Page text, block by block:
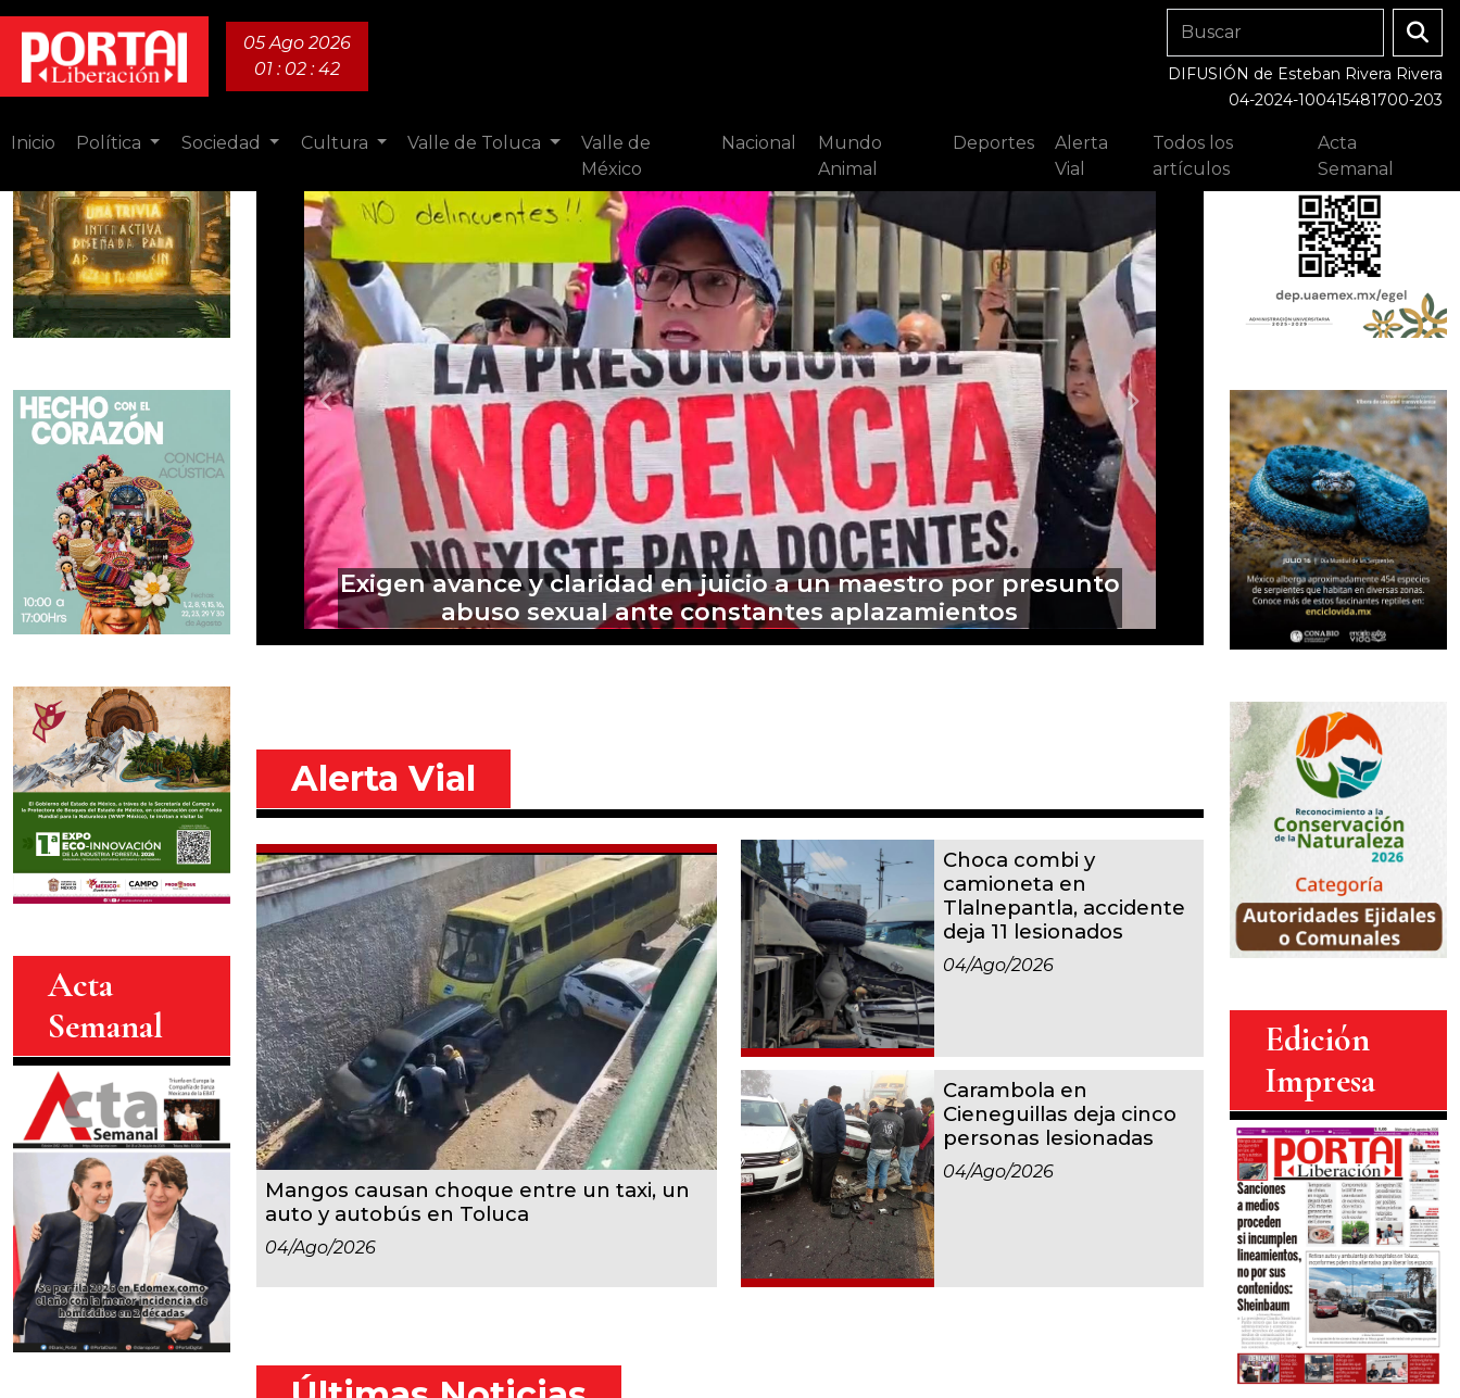
05 Ago 2026
01 : 02 : 44
DIFUSIÓN de Esteban Rivera Rivera
04-2024-100415481700-203
Inicio Política Sociedad Cultura Valle de Toluca
Valle de
México
Nacional
Mundo
Animal
Deportes
Alerta
Vial
Todos los
artículos
Acta
Semanal
Acta
Semanal
Sin miedo a la revisión fiscal Nancy Nápoles ante el
presunto desfalco a las arcas de Tenancingo
Alerta Vial
Mangos causan choque entre un taxi, un
auto y autobús en Toluca
04/ago/2026
Choca combi y
camioneta en
Tlalnepantla, accidente
deja 11 lesionados
04/ago/2026
Carambola en
Cieneguillas deja cinco
personas lesionadas
04/ago/2026
Edición
Impresa